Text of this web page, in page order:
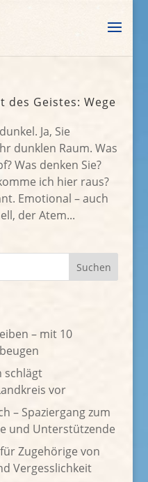
des Geistes: Wege
Ja, Sie
dunklen Raum. Was
Was denken Sie?
ich hier raus?
Emotional – auch
der Atem...
– mit 10
schlägt
vor
– Spaziergang zum
und Unterstützende
Zugehörige von
Vergesslichkeit